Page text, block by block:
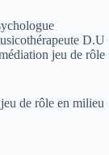
D.U
jeu de rôle
de rôle en milieu